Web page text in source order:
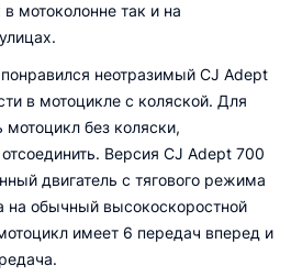
в мотоколонне так и на
неотразимый CJ Adept
в мотоцикле с коляской. Для
мотоцикл без коляски,
Версия CJ Adept 700
двигатель с тягового режима
на обычный высокоскоростной
имеет 6 передач вперед и